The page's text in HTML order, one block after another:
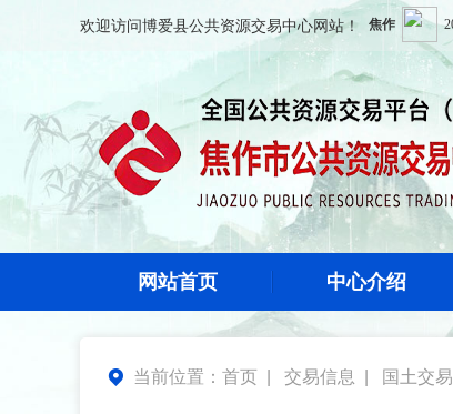
欢迎访问博爱县公共资源交易中心网站！
网站首页 中心介绍
 当前位置： 首页 交易信息 国土交易